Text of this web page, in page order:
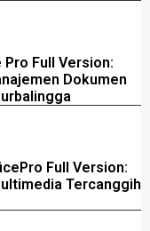
Pro Full Version:
Dokumen
Full Version:
Tercanggih